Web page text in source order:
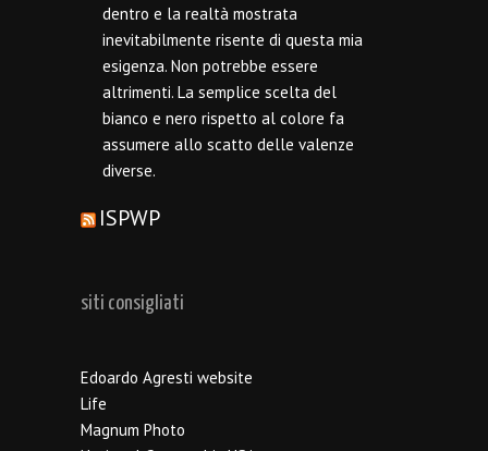
dentro e la realtà mostrata
inevitabilmente risente di questa mia
esigenza. Non potrebbe essere
altrimenti. La semplice scelta del
bianco e nero rispetto al colore fa
assumere allo scatto delle valenze
diverse.
ISPWP
siti consigliati
Edoardo Agresti website
Life
Magnum Photo